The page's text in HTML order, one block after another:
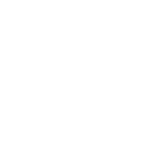
Galda virsma pieejama
izmēros. Kājas bāze
virsma:
bāze/izvelkama virsma:
finierējums,, matēts balts